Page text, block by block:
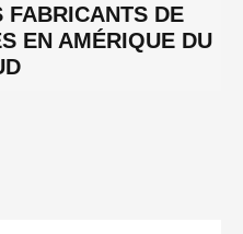
FABRICANTS DE
EN AMÉRIQUE DU